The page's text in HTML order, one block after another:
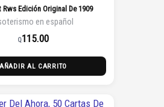
Rws Edición Original De 1909
en español
Q115.00
AÑADIR AL CARRITO